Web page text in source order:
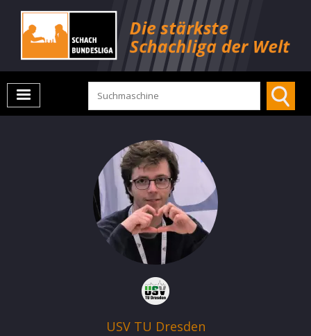
USV TU Dresden